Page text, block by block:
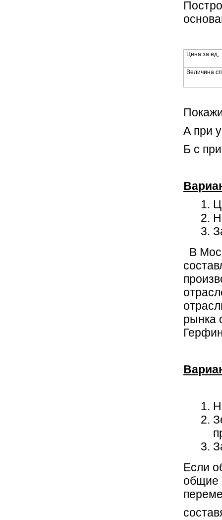
Цена за ед,
Величина
А при
Б с
В
рынка
Если
общие